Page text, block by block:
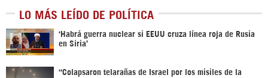
LO MÁS LEÍDO DE POLÍTICA
‎‘Habrá guerra nuclear si EEUU cruza línea roja de Rusia
en Siria’‎
“Colapsaron telarañas de Israel por los misiles de la